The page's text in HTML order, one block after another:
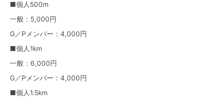
■個人500m
一般：5,000円
G／Pメンバー：4,000円
■個人1km
一般：6,000円
G／Pメンバー：4,000円
■個人1.5km